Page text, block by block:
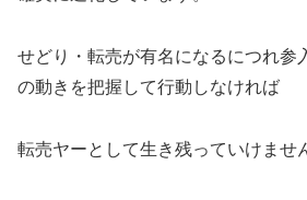
せどり・転売が有名になるにつれ参
の動きを把握して行動しなければ
転売ヤーとして生き残っていけませ